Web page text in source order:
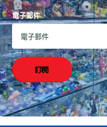
電子郵件
訂閱